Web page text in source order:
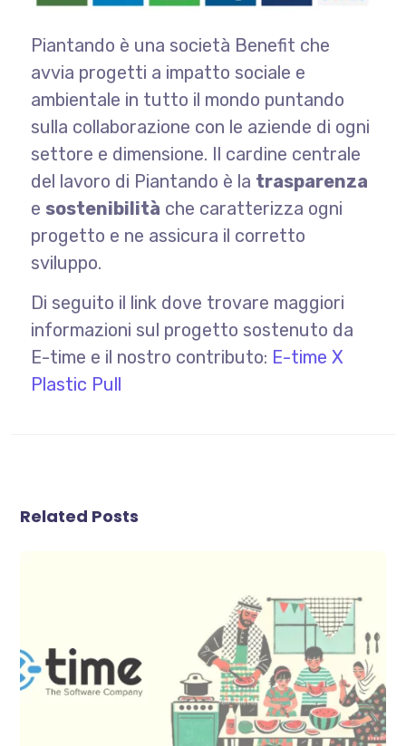
Piantando è una società Benefit che
avvia progetti a impatto sociale e
ambientale in tutto il mondo puntando
sulla collaborazione con le aziende di ogni
settore e dimensione. Il cardine centrale
del lavoro di Piantando è la trasparenza
e sostenibilità che caratterizza ogni
progetto e ne assicura il corretto
sviluppo.
Di seguito il link dove trovare maggiori
informazioni sul progetto sostenuto da
E-time e il nostro contributo: E-time X
Plastic Pull
Related Posts